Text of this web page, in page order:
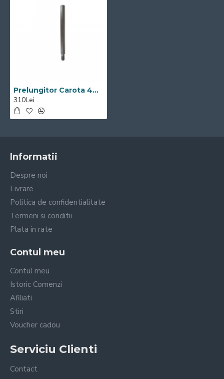
Prelungitor Carota 440mm Visoli
310Lei
Informatii
Despre noi
Livrare
Politica de confidentialitate
Termeni si conditii
Plata in rate
Contul meu
Contul meu
Istoric Comenzi
Afiliati
Stiri
Voucher cadou
Serviciu Clienti
Contact